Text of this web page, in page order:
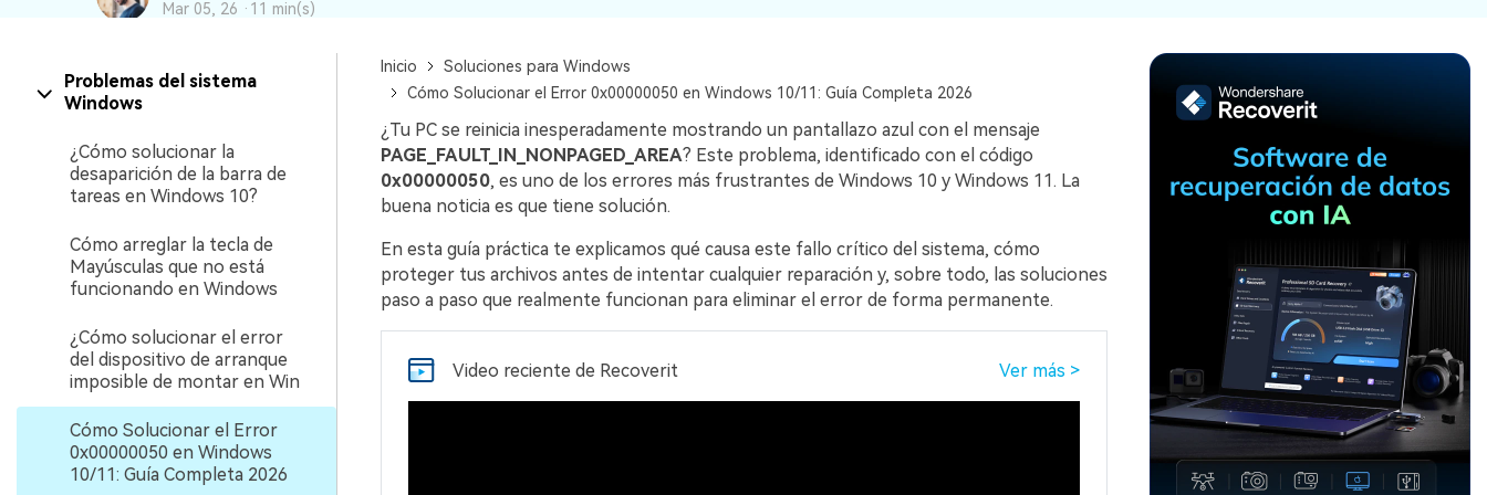
Recuperar Datos de NAS
Recuperar
ZIP
Email
Recuperar
Sistema
Recuperar
Datos
Recuperar
Disco Dañado
Recuperar
datos en
RAID
Nuevo
Recuperar
Recuperar
Disco RAW
Mar 05, 26 · 11 min(s)
Problemas del sistema
Windows
¿Cómo solucionar la
desaparición de la barra de
tareas en Windows 10?
Cómo arreglar la tecla de
Mayúsculas que no está
funcionando en Windows
¿Cómo solucionar el error
del dispositivo de arranque
imposible de montar en Win
Cómo Solucionar el Error
0x00000050 en Windows
10/11: Guía Completa 2026
Inicio
Soluciones para Windows
Cómo Solucionar el Error 0x00000050 en Windows 10/11: Guía Completa 2026
¿Tu PC se reinicia inesperadamente mostrando un pantallazo azul con el mensaje
PAGE_FAULT_IN_NONPAGED_AREA? Este problema, identificado con el código
0x00000050, es uno de los errores más frustrantes de Windows 10 y Windows 11. La
buena noticia es que tiene solución.
En esta guía práctica te explicamos qué causa este fallo crítico del sistema, cómo
proteger tus archivos antes de intentar cualquier reparación y, sobre todo, las soluciones
paso a paso que realmente funcionan para eliminar el error de forma permanente.
Video reciente de Recoverit Ver más >